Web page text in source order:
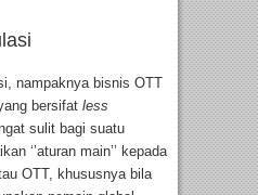
nampaknya bisnis OTT
bersifat less
sulit bagi suatu
‘’aturan main’’ kepada
OTT, khususnya bila